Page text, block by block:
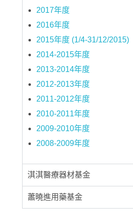
2017年度
2016年度
2015年度 (1/4-31/12/2015)
2014-2015年度
2013-2014年度
2012-2013年度
2011-2012年度
2010-2011年度
2009-2010年度
2008-2009年度
淇淇醫療器材基金
蕭曉進用藥基金